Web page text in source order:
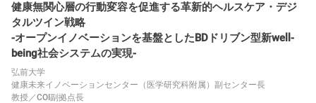
健康無関心層の行動変容を促進する革新的ヘルスケア・デジ
タルツイン戦略
-オープンイノベーションを基盤としたBDドリブン型新well-
being社会システムの実現-
弘前大学
健康未来イノベーションセンター（医学研究科附属）副センター長
教授／COI副拠点長